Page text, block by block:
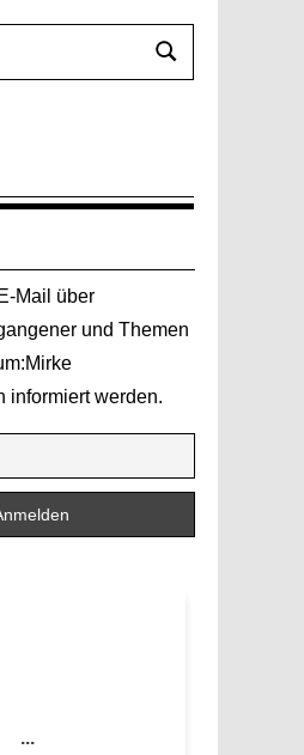
Suchen
Mail über
und Themen
informiert werden.